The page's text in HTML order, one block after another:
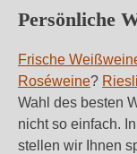
Persönliche
Frische
Roséweine?
Wahl des besten
nicht so einfach.
stellen wir Ihnen